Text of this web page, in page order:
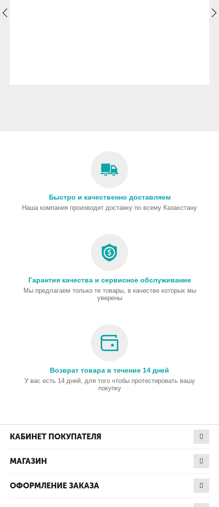
Быстро и качественно доставляем
Наша компания производит доставку по всему Казахстану
Гарантия качества и сервисное обслуживание
Мы предлагаем только те товары, в качестве которых мы
уверены
Возврат товара в течение 14 дней
У вас есть 14 дней, для того чтобы протестировать вашу
покупку
КАБИНЕТ ПОКУПАТЕЛЯ
МАГАЗИН
ОФОРМЛЕНИЕ ЗАКАЗА